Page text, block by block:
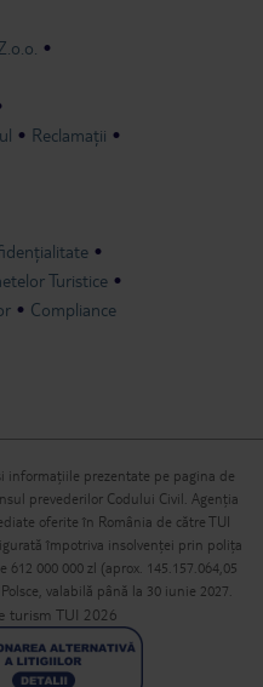
Reclamații
Turistice
Compliance
informațiile prezentate pe pagina de
prevederilor Codului Civil. Agenția
oferite în România de către TUI
împotriva insolvenței prin polița
000 000 zl (aprox. 145.157.064,05
valabilă până la 30 iunie 2027.
turism TUI 2026